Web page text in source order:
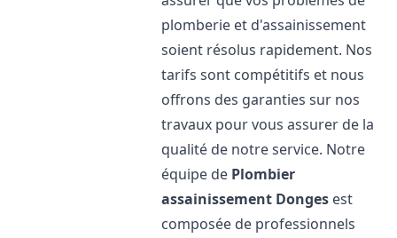
plomberie et d'assainissement
soient résolus rapidement. Nos
tarifs sont compétitifs et nous
offrons des garanties sur nos
travaux pour vous assurer de la
qualité de notre service. Notre
équipe de Plombier
assainissement Donges est
composée de professionnels